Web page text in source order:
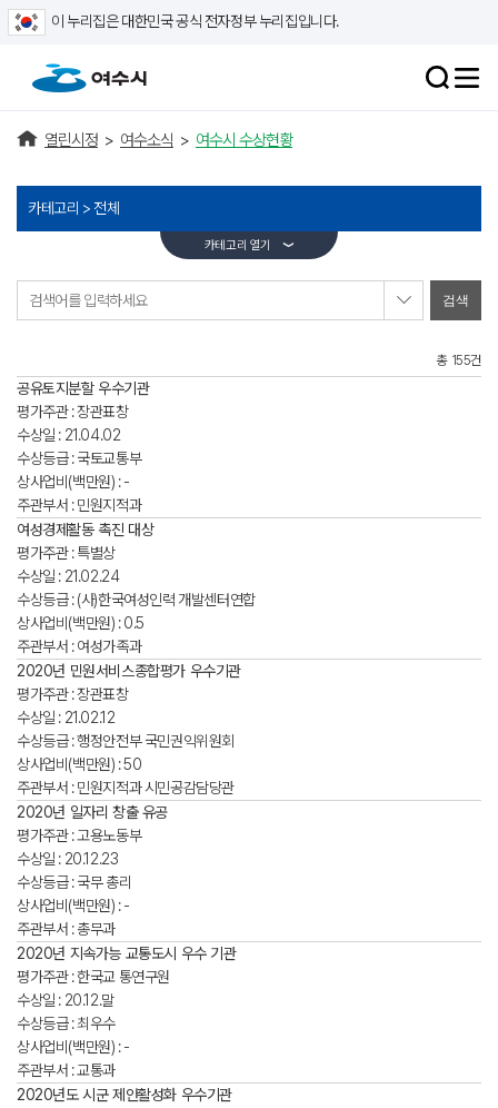
이 누리집은 대한민국 공식 전자정부 누리집입니다.
열린시정 > 여수소식 > 여수시 수상현황
카테고리 >전체
카테고리 열기
검색어를 입력하세요
총 155건
공유토지분할 우수기관
평가주관 : 장관표창
수상일 : 21.04.02
수상등급 : 국토교통부
상사업비(백만원) : -
주관부서 : 민원지적과
여성경제활동 촉진 대상
평가주관 : 특별상
수상일 : 21.02.24
수상등급 : (사)한국여성인력 개발센터연합
상사업비(백만원) : 0.5
주관부서 : 여성가족과
2020년 민원서비스종합평가 우수기관
평가주관 : 장관표창
수상일 : 21.02.12
수상등급 : 행정안전부 국민권익위원회
상사업비(백만원) : 50
주관부서 : 민원지적과 시민공감담당관
2020년 일자리 창출 유공
평가주관 : 고용노동부
수상일 : 20.12.23
수상등급 : 국무 총리
상사업비(백만원) : -
주관부서 : 총무과
2020년 지속가능 교통도시 우수 기관
평가주관 : 한국교 통연구원
수상일 : 20.12.말
수상등급 : 최우수
상사업비(백만원) : -
주관부서 : 교통과
2020년도 시군 제안활성화 우수기관